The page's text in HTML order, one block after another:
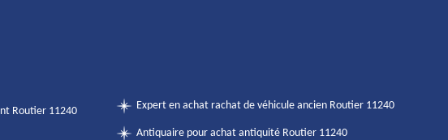
Routier 11240 Expert en achat rachat de véhicule ancien Routier 11240
Antiquaire pour achat antiquité Routier 11240